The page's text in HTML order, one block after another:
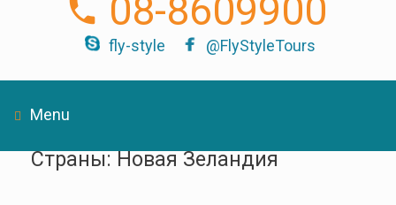
08-8609900
fly-style @FlyStyleTours
Menu
Страны: Новая Зеландия